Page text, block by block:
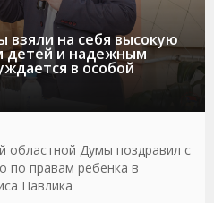
на себя высокую
детей и надежным
в особой
областной Думы поздравил с
по правам ребенка в
Павлика